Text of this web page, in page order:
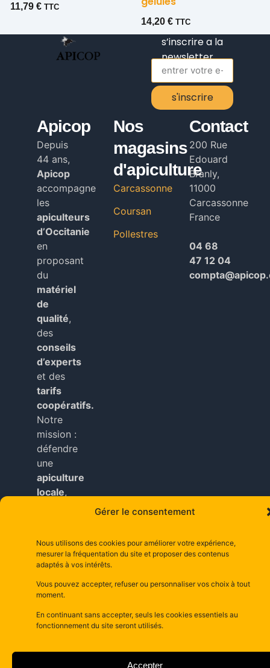
Gérer le consentement
Nous utilisons des cookies pour améliorer votre expérience,
mesurer la fréquentation du site et proposer des contenus
adaptés à vos intérêts.
Vous pouvez accepter, refuser ou personnaliser vos choix à tout
moment.
En continuant sans accepter, seuls les cookies essentiels au
fonctionnement du site seront utilisés.
Accepter
11,79 € TTC
14,20 € TTC
s’inscrire a la
newsletter
s'inscrire
Alternative:
Apicop
Depuis
44 ans,
Apicop
accompagne
les
apiculteurs
d’Occitanie
en
proposant
du
matériel
de
qualité,
des
conseils
d’experts
et des
tarifs
coopératifs.
Notre
mission :
défendre
une
apiculture
locale,
à tous
nos
adhérents
Nos
magasins
d'apiculture
Carcassonne
Coursan
Pollestres
Contact
200 Rue
Edouard
Branly,
11000
Carcassonne
France
04 68
47 12 04
depuis 1981–Mentions Légales